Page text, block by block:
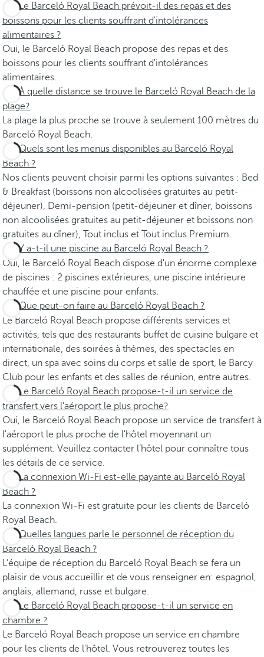
Le Barceló Royal Beach prévoit-il des repas et des
boissons pour les clients souffrant d'intolérances
alimentaires ?
Oui, le Barceló Royal Beach propose des repas et des
boissons pour les clients souffrant d'intolérances
alimentaires.
À quelle distance se trouve le Barceló Royal Beach de la
plage?
La plage la plus proche se trouve à seulement 100 mètres du
Barceló Royal Beach.
Quels sont les menus disponibles au Barceló Royal
Beach ?
Nos clients peuvent choisir parmi les options suivantes : Bed
& Breakfast (boissons non alcoolisées gratuites au petit-
déjeuner), Demi-pension (petit-déjeuner et dîner, boissons
non alcoolisées gratuites au petit-déjeuner et boissons non
gratuites au dîner), Tout inclus et Tout inclus Premium.
Y a-t-il une piscine au Barceló Royal Beach ?
Oui, le Barceló Royal Beach dispose d'un énorme complexe
de piscines : 2 piscines extérieures, une piscine intérieure
chauffée et une piscine pour enfants.
Que peut-on faire au Barceló Royal Beach ?
Le Barceló Royal Beach propose différents services et
activités, tels que des restaurants buffet de cuisine bulgare et
internationale, des soirées à thèmes, des spectacles en
direct, un spa avec soins du corps et salle de sport, le Barcy
Club pour les enfants et des salles de réunion, entre autres.
Le Barceló Royal Beach propose-t-il un service de
transfert vers l'aéroport le plus proche?
Oui, le Barceló Royal Beach propose un service de transfert à
l'aéroport le plus proche de l'hôtel moyennant un
supplément. Veuillez contacter l’hôtel pour connaître tous
les détails de ce service.
La connexion Wi-Fi est-elle payante au Barceló Royal
Beach ?
La connexion Wi-Fi est gratuite pour les clients de Barceló
Royal Beach.
Quelles langues parle le personnel de réception du
Barceló Royal Beach ?
L’équipe de réception du Barceló Royal Beach se fera un
plaisir de vous accueillir et de vous renseigner en: espagnol,
anglais, allemand, russe et bulgare.
Le Barceló Royal Beach propose-t-il un service en
chambre ?
Le Barceló Royal Beach propose un service en chambre
pour les clients de l'hôtel. Vous retrouverez toutes les